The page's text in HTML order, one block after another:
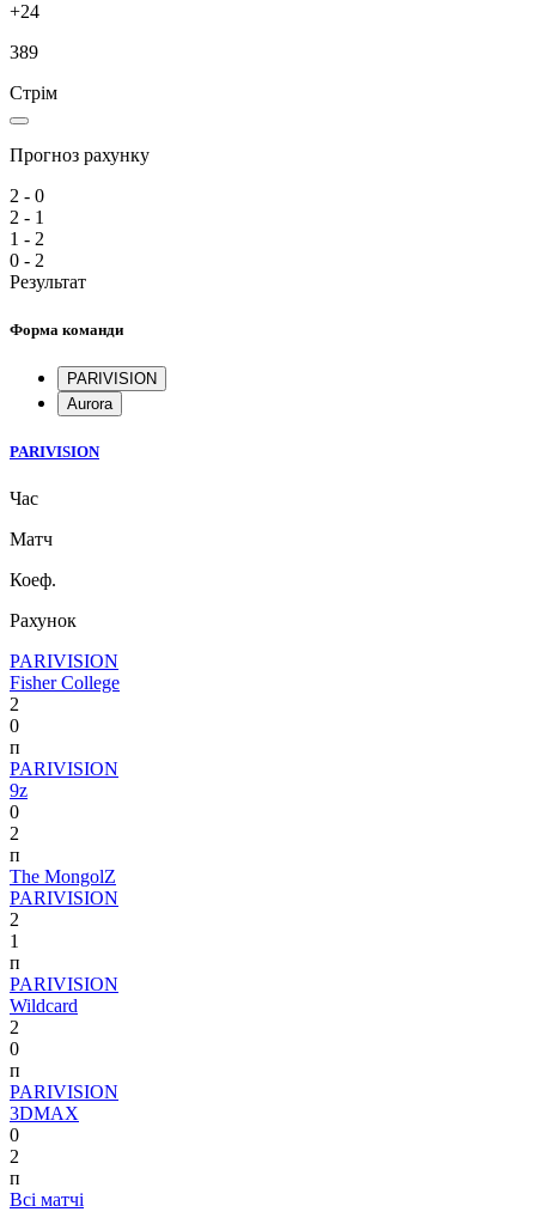
+24
389
Стрім
Прогноз рахунку
2 - 0
2 - 1
1 - 2
0 - 2
Результат
Форма команди
PARIVISION
Aurora
PARIVISION
Час
Матч
Коеф.
Рахунок
PARIVISION
Fisher College
2
0
п
PARIVISION
9z
0
2
п
The MongolZ
PARIVISION
2
1
п
PARIVISION
Wildcard
2
0
п
PARIVISION
3DMAX
0
2
п
Всі матчі